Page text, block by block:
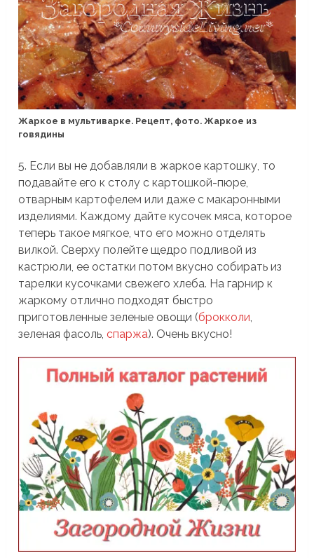
Жаркое в мультиварке. Рецепт, фото. Жаркое из
говядины
5. Если вы не добавляли в жаркое картошку, то
подавайте его к столу с картошкой-пюре,
отварным картофелем или даже с макаронными
изделиями. Каждому дайте кусочек мяса, которое
теперь такое мягкое, что его можно отделять
вилкой. Сверху полейте щедро подливой из
кастрюли, ее остатки потом вкусно собирать из
тарелки кусочками свежего хлеба. На гарнир к
жаркому отлично подходят быстро
приготовленные зеленые овощи (брокколи,
зеленая фасоль,спаржа). Очень вкусно!